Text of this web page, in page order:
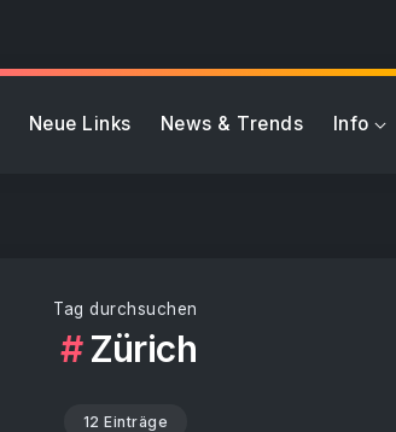
Neue Links News & Trends Info
Tag durchsuchen
Zürich
12 Einträge